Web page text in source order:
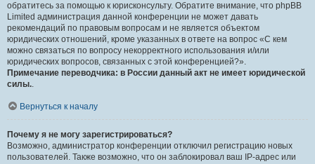
обратитесь за помощью к юрисконсульту. Обратите внимание, что phpBB
Limited администрация данной конференции не может давать
рекомендаций по правовым вопросам и не является объектом
юридических отношений, кроме указанных в ответе на вопрос «С кем
можно связаться по вопросу некорректного использования и/или
юридических вопросов, связанных с этой конференцией?».
Примечание переводчика: в России данный акт не имеет юридической
силы..
Вернуться к началу
Почему я не могу зарегистрироваться?
Возможно, администратор конференции отключил регистрацию новых
пользователей. Также возможно, что он заблокировал ваш IP-адрес или